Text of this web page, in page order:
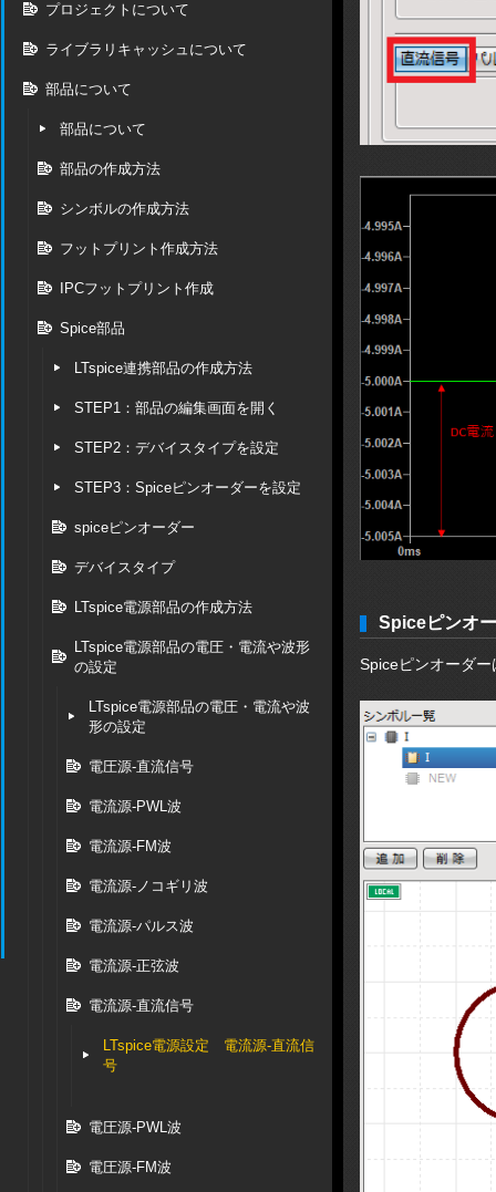
プロジェクトについて
ライブラリキャッシュについて
部品について
部品について
部品の作成方法
シンボルの作成方法
フットプリント作成方法
IPCフットプリント作成
Spice部品
LTspice連携部品の作成方法
STEP1：部品の編集画面を開く
STEP2：デバイスタイプを設定
STEP3：Spiceピンオーダーを設定
spiceピンオーダー
デバイスタイプ
LTspice電源部品の作成方法
LTspice電源部品の電圧・電流や波形
の設定
LTspice電源部品の電圧・電流や波
形の設定
電圧源-直流信号
電流源-PWL波
電流源-FM波
電流源-ノコギリ波
電流源-パルス波
電流源-正弦波
電流源-直流信号
LTspice電源設定 電流源-直流信
号
電圧源-PWL波
電圧源-FM波
Spiceピンオ
Spiceピンオーダ